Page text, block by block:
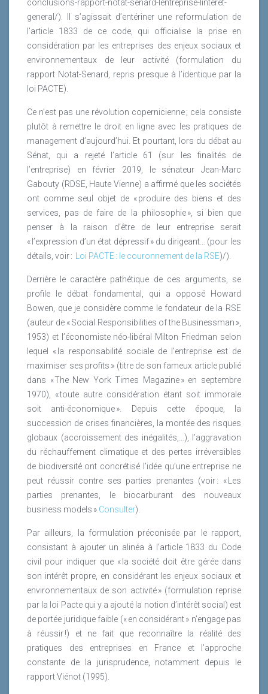
par les entreprises.
Lire la suite
conclusions-rapport-notat-senard-lentreprise-linteret-
general/). Il s’agissait d’entériner une reformulation de
l’article 1833 de ce code, qui officialise la prise en
considération par les entreprises des enjeux sociaux et
environnementaux de leur activité (formulation du
rapport Notat-Senard, repris presque à l’identique par la
loi PACTE).
Ce n’est pas une révolution copernicienne ; cela consiste
plutôt à remettre le droit en ligne avec les pratiques de
management d’aujourd’hui. Et pourtant, lors du débat au
Sénat, qui a rejeté l’article 61 (sur les finalités de
l’entreprise) en février 2019, le sénateur Jean-Marc
Gabouty (RDSE, Haute Vienne) a affirmé que les sociétés
ont comme seul objet de « produire des biens et des
services, pas de faire de la philosophie », si bien que
penser à la raison d’être de leur entreprise serait
« l’expression d’un état dépressif » du dirigeant… (pour les
détails, voir :
Loi PACTE : le couronnement de la RSE)/).
Derrière le caractère pathétique de ces arguments, se
profile le débat fondamental, qui a opposé Howard
Bowen, que je considère comme le fondateur de la RSE
(auteur de « Social Responsibilities of the Businessman »,
1953) et l’économiste néo-libéral Milton Friedman selon
lequel « la responsabilité sociale de l’entreprise est de
maximiser ses profits » (titre de son fameux article publié
dans « The New York Times Magazine » en septembre
1970), « toute autre considération étant soit immorale
soit anti-économique ». Depuis cette époque, la
succession de crises financières, la montée des risques
globaux (accroissement des inégalités,…), l’aggravation
du réchauffement climatique et des pertes irréversibles
de biodiversité ont concrétisé l’idée qu’une entreprise ne
peut réussir contre ses parties prenantes (voir : « Les
parties prenantes, le biocarburant des nouveaux
business models » Consulter).
Par ailleurs, la formulation préconisée par le rapport,
consistant à ajouter un alinéa à l’article 1833 du Code
civil pour indiquer que « la société doit être gérée dans
son intérêt propre, en considérant les enjeux sociaux et
environnementaux de son activité » (formulation reprise
par la loi Pacte qui y a ajouté la notion d’intérêt social) est
de portée juridique faible (« en considérant » n’engage pas
à réussir !) et ne fait que reconnaître la réalité des
pratiques des entreprises en France et l’approche
constante de la jurisprudence, notamment depuis le
rapport Viénot (1995).